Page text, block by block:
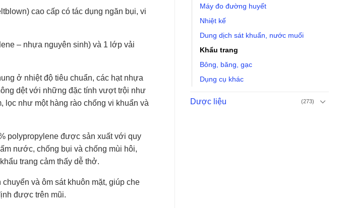
Máy đo đường huyết
Nhiệt kế
Dung dịch sát khuẩn, nước muối
Khẩu trang
Bông, băng, gạc
Dụng cụ khác
Dược liệu (273)
cao cấp có tác dụng ngăn bụi, vi
– nhựa nguyên sinh) và 1 lớp vải
ở nhiệt độ tiêu chuẩn, các hạt nhựa
dệt với những đặc tính vượt trội như
lọc như một hàng rào chống vi khuẩn và
polypropylene được sản xuất với quy
nước, chống bụi và chống mùi hôi,
trang cảm thấy dễ thở.
và ôm sát khuôn mặt, giúp che
được trên mũi.